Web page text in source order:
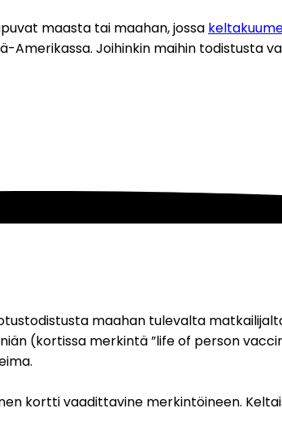
maasta tai maahan, jossa
Joihinkin maihin todistusta
maahan tulevalta
(kortissa merkintä ”life of person
kortti vaadittavine merkintöineen.